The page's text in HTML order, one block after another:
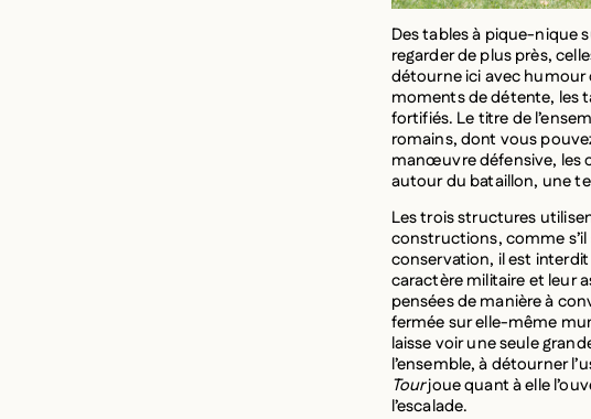
Des tables à pique-nique
regarder de plus près,
détourne ici avec humour
moments de détente, les
fortifiés. Le titre de
romains, dont vous
manœuvre défensive, les
autour du bataillon, une
Les trois structures
constructions, comme s’il
conservation, il est
caractère militaire et leur
pensées de manière à
fermée sur elle-même
laisse voir une seule
l’ensemble, à détourner
Tourjoue quant à elle
l’escalade.